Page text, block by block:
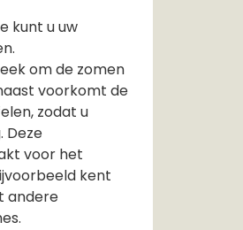
kunt u uw
om de zomen
voorkomt de
zodat u
Deze
voor het
kent
andere